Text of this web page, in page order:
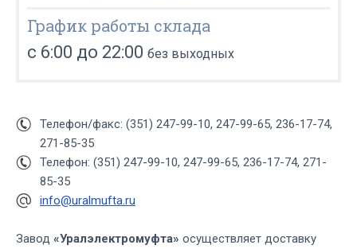
График работы склада
с 6:00 до 22:00 без выходных
Телефон/факс: (351) 247-99-10, 247-99-65, 236-17-74,
271-85-35
Телефон: (351) 247-99-10, 247-99-65, 236-17-74, 271-
85-35
info@uralmufta.ru
Завод «Уралэлектромуфта» осуществляет доставку